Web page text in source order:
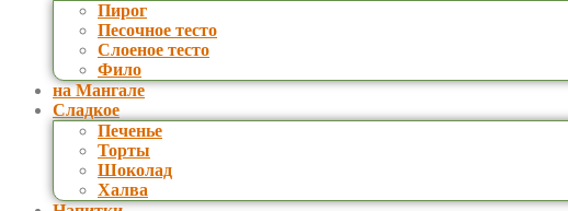
Пирог
Песочное тесто
Слоеное тесто
Фило
на Мангале
Сладкое
Печенье
Торты
Шоколад
Халва